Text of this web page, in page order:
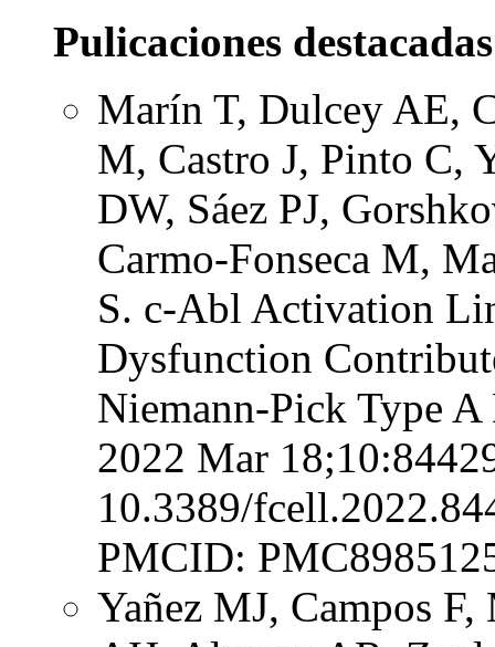
Pulicaciones destacadas
Marín T, Dulcey AE,
M, Castro J, Pinto C,
DW, Sáez PJ,
Carmo-Fonseca M,
S. c-Abl Activation
Dysfunction
Niemann-Pick Type
2022 Mar
10.3389/
PMCID:
Yañez MJ, Campos